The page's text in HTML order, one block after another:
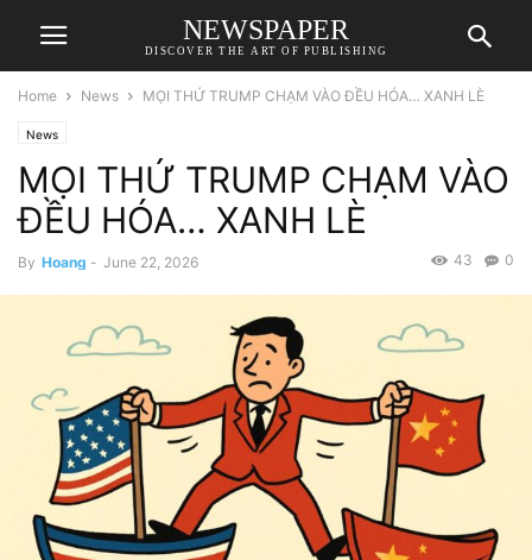
NEWSPAPER
DISCOVER THE ART OF PUBLISHING
Home News MỌI THỨ TRUMP CHẠM VÀO ĐỀU HÓA… XANH LÈ
News
MỌI THỨ TRUMP CHẠM VÀO
ĐỀU HÓA… XANH LÈ
By Hoang - June 22, 2026 0
43